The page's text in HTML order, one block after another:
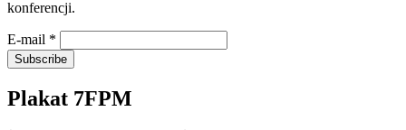
konferencji.
E-mail *
Plakat 7FPM